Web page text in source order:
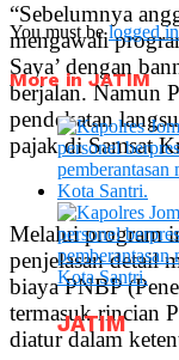
“Sebelumnya
mengawali
Saya’ dengan
berjalan. Namun
pendekatan
pajak di Samsat
Melalui program
penjelasan detail
biaya PNBP
termasuk rincian
diatur dalam
You must belogged in
More in JATIM
JATIM